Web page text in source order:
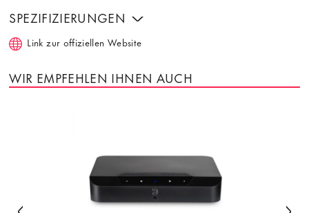
SPEZIFIZIERUNGEN
Link zur offiziellen Website
WIR EMPFEHLEN IHNEN AUCH